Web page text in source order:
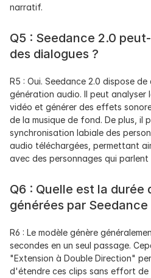
narratif.
Q5 : Seedance 2.0
des dialogues ?
R5 : Oui. Seedance 2.0 dispose
génération audio. Il peut analyser
vidéo et générer des effets
de la musique de fond. De plus, il
synchronisation labiale des
audio téléchargées, permettant
avec des personnages qui
Q6 : Quelle est la durée
générées par Seedance
R6 : Le modèle génère
secondes en un seul passage.
"Extension à Double Direction"
d'étendre ces clips sans effort de